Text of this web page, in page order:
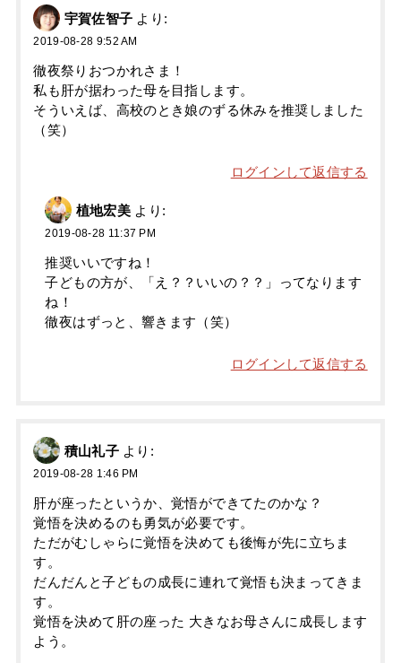
宇賀佐智子 より:
2019-08-28 9:52 AM
徹夜祭りおつかれさま！
私も肝が据わった母を目指します。
そういえば、高校のとき娘のずる休みを推奨しました
（笑）
ログインして返信する
植地宏美 より:
2019-08-28 11:37 PM
推奨いいですね！
子どもの方が、「え？？いいの？？」ってなります
ね！
徹夜はずっと、響きます（笑）
ログインして返信する
積山礼子 より:
2019-08-28 1:46 PM
肝が座ったというか、覚悟ができてたのかな？
覚悟を決めるのも勇気が必要です。
ただがむしゃらに覚悟を決めても後悔が先に立ちま
す。
だんだんと子どもの成長に連れて覚悟も決まってきま
す。
覚悟を決めて肝の座った 大きなお母さんに成長します
よう。